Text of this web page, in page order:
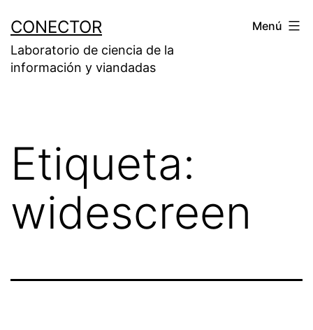
contenido
CONECTOR
Laboratorio de ciencia de la
información y viandadas
Menú
Etiqueta:
widescreen